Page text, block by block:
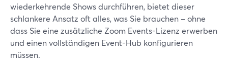
wiederkehrende Shows durchführen, bietet dieser
schlankere Ansatz oft alles, was Sie brauchen – ohne
dass Sie eine zusätzliche Zoom Events-Lizenz erwerben
und einen vollständigen Event-Hub konfigurieren
müssen.